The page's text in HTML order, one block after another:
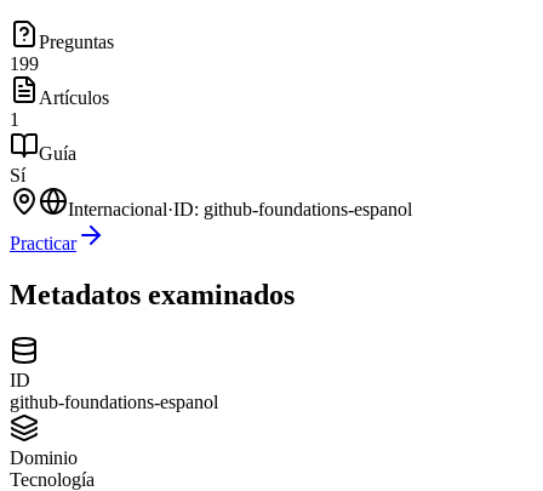
Preguntas
199
Artículos
1
Guía
Sí
Internacional·ID: github-foundations-espanol
Practicar
Metadatos examinados
ID
github-foundations-espanol
Dominio
Tecnología